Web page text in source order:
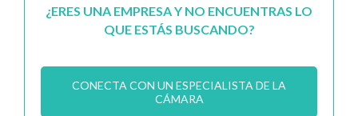
¿ERES UNA EMPRESA Y NO ENCUENTRAS LO
QUE ESTÁS BUSCANDO?
CONECTA CON UN ESPECIALISTA DE LA
CÁMARA